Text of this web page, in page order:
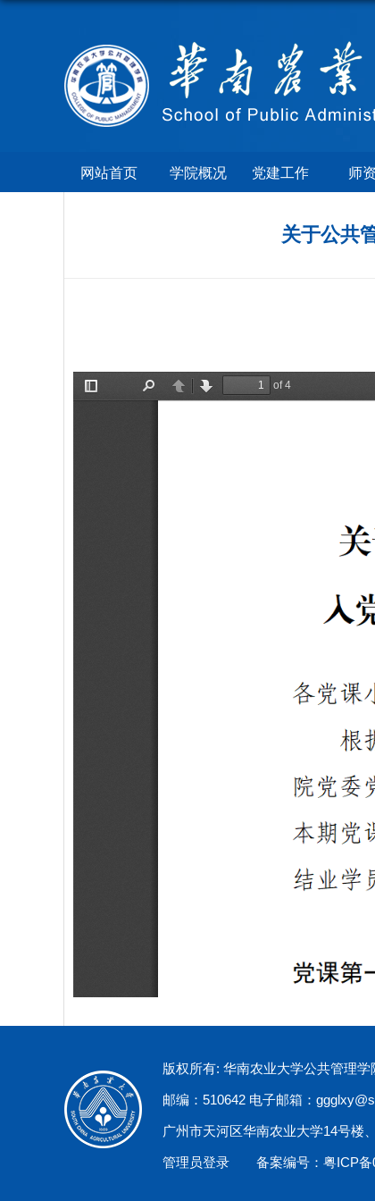
网站首页 学院概况 党建工作 师
关于公共
版权所有: 华南农业大学公共管理学
邮编：510642 电子邮箱：
广州市天河区华南农业大学14号楼
管理员登录 备案编号：粤ICP备